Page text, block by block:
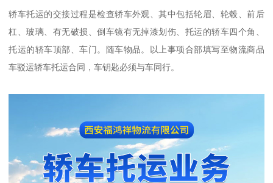
轿车托运的交接过程是检查轿车外观、其中包括轮眉、轮毂、前后
杠、玻璃、有无破损、倒车镜有无掉漆划伤、托运的轿车四个角、
托运的轿车顶部、车门。随车物品。以上事项合部填写至物流商品
车驳运轿车托运合同，车钥匙必须与车同行。